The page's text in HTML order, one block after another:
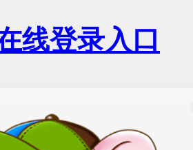
线登录入口